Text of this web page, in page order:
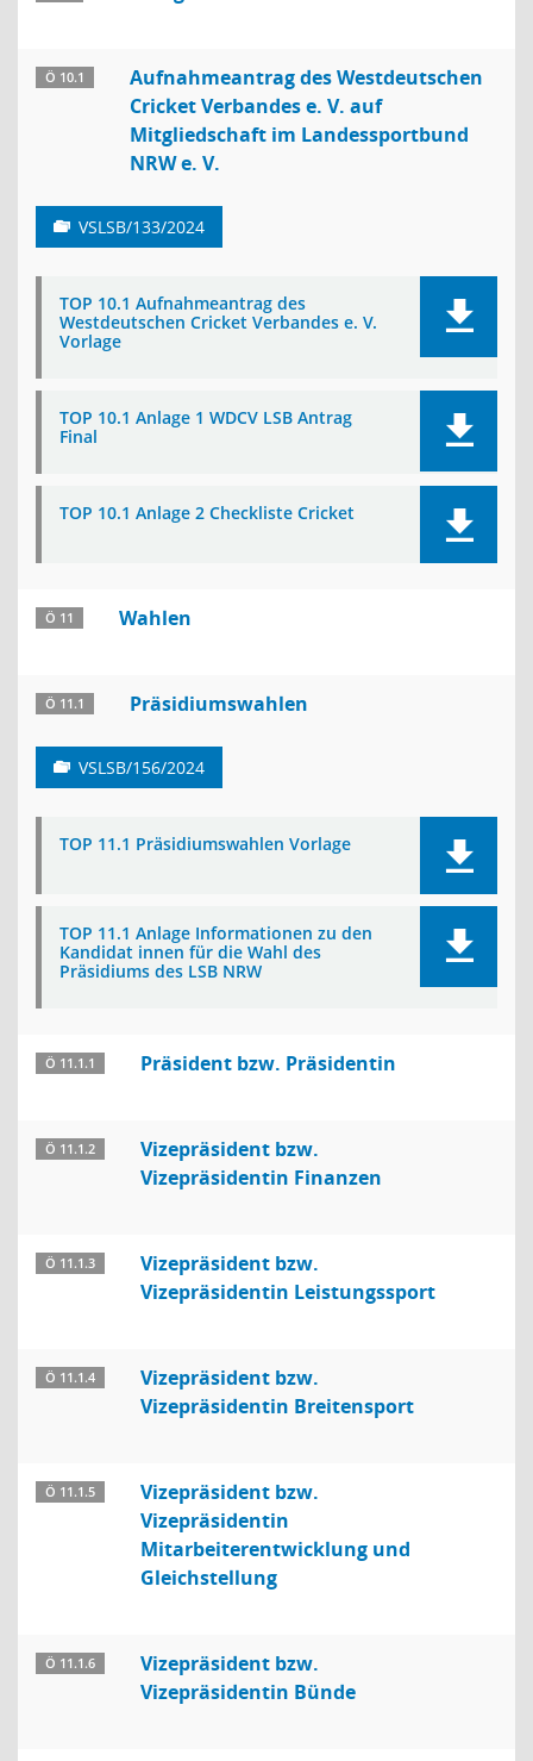
Ö 10.1
Aufnahmeantrag des Westdeutschen
Cricket Verbandes e. V. auf
Mitgliedschaft im Landessportbund
NRW e. V.
VSLSB/133/2024
TOP 10.1 Aufnahmeantrag des
Westdeutschen Cricket Verbandes e. V.
Vorlage
TOP 10.1 Anlage 1 WDCV LSB Antrag
Final
TOP 10.1 Anlage 2 Checkliste Cricket
Ö 11 Wahlen
Ö 11.1 Präsidiumswahlen
VSLSB/156/2024
TOP 11.1 Präsidiumswahlen Vorlage
TOP 11.1 Anlage Informationen zu den
Kandidat innen für die Wahl des
Präsidiums des LSB NRW
Ö 11.1.1 Präsident bzw. Präsidentin
Ö 11.1.2
Vizepräsident bzw.
Vizepräsidentin Finanzen
Ö 11.1.3
Vizepräsident bzw.
Vizepräsidentin Leistungssport
Ö 11.1.4
Vizepräsident bzw.
Vizepräsidentin Breitensport
Ö 11.1.5
Vizepräsident bzw.
Vizepräsidentin
Mitarbeiterentwicklung und
Gleichstellung
Ö 11.1.6
Vizepräsident bzw.
Vizepräsidentin Bünde